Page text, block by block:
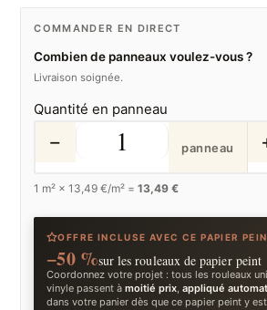
COMMANDER EN DIRECT
Combien de panneaux voulez-vous ?
Livraison soignée.
Quantité en panneau
− panneau
1 m² ×13,49 €/m² =13,49 €
OFFRE INCLUSE AVEC CE PAPIER
−50 %sur les rouleaux de papier peint
Coordonnez votre projet : tous les rouleaux
vinyle passent àmoitié prix,appliqué
dans votre panier dès que ce papier peint y